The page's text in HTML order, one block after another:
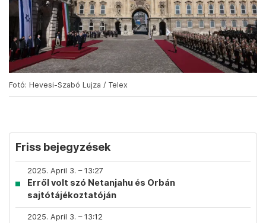
Fotó: Hevesi-Szabó Lujza / Telex
Friss bejegyzések
2025. April 3. – 13:27
Erről volt szó Netanjahu és Orbán
sajtótájékoztatóján
2025. April 3. – 13:12